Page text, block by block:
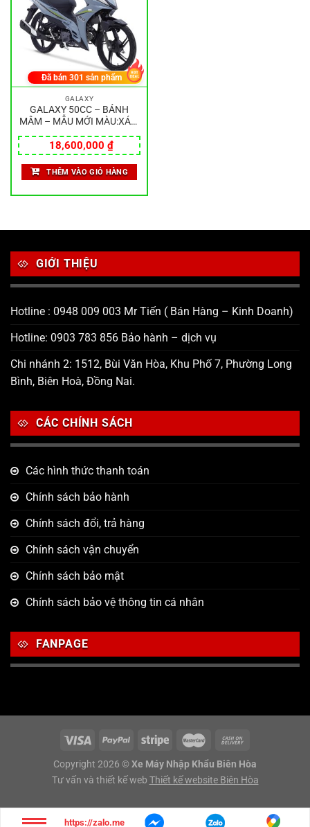
GALAXY
GALAXY 50CC – BÁNH
MÂM – MẪU MỚI MÀU:XÁM
18,600,000 ₫
Đã bán301 sản phẩm
THÊM VÀO GIỎ HÀNG
GIỚI THIỆU
Hotline : 0948 009 003 Mr Tiến ( Bán Hàng – Kinh Doanh)
Hotline: 0903 783 856 Bảo hành – dịch vụ
Chi nhánh 2: 1512, Bùi Văn Hòa, Khu Phố 7, Phường Long
Bình, Biên Hoà, Đồng Nai.
CÁC CHÍNH SÁCH
Các hình thức thanh toán
Chính sách bảo hành
Chính sách đổi, trả hàng
Chính sách vận chuyển
Chính sách bảo mật
Chính sách bảo vệ thông tin cá nhân
FANPAGE
Copyright 2026 © Xe Máy Nhập Khẩu Biên Hòa
Tư vấn và thiết kế web Thiết kế website Biên Hòa
https://zalo.me/g/sjwsco848